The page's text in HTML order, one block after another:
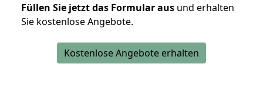
Füllen Sie jetzt das Formular aus und erhalten
Sie kostenlose Angebote.
Kostenlose Angebote erhalten